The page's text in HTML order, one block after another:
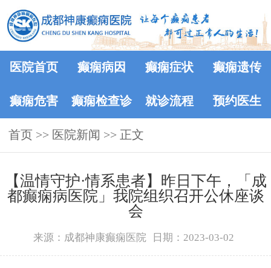
医院首页 癫痫病因 癫痫症状 癫痫遗传
癫痫危害 癫痫检查诊
断
就诊流程 预约医生
首页 >> 医院新闻 >> 正文
【温情守护·情系患者】昨日下午，「成
都癫痫病医院」我院组织召开公休座谈
会
来源：成都神康癫痫医院 日期：2023-03-02